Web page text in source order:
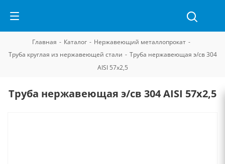
Главная - Каталог - Нержавеющий металлопрокат -
Труба круглая из нержавеющей стали - Труба нержавеющая э/св 304
AISI 57х2,5
Труба нержавеющая э/св 304 AISI 57х2,5